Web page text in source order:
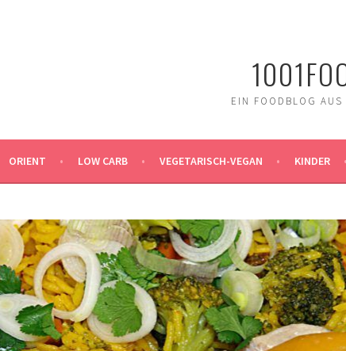
EIN FOODBLOG AUS
ORIENT LOW CARB VEGETARISCH-VEGAN KINDER